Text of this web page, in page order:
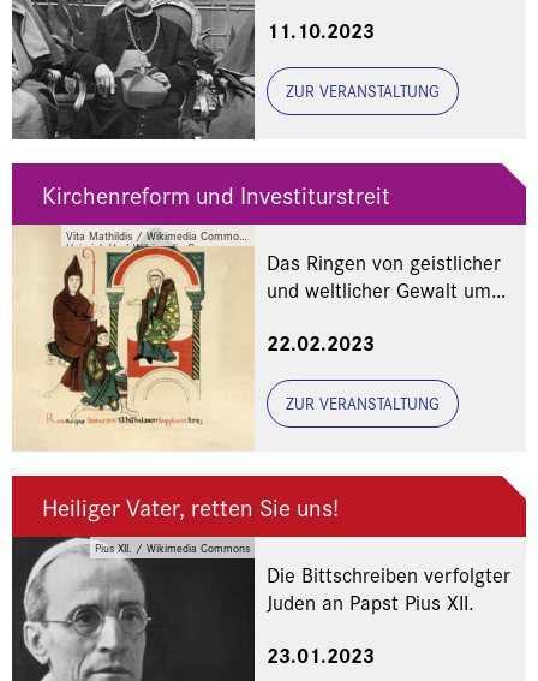
Reich“
11.10.2023
ZUR VERANSTALTUNG
Vita Mathildis / Wikimedia Commons
Heinrich V. / Wikimedia Commons
Kirchenreform und Investiturstreit
Das Ringen von geistlicher
und weltlicher Gewalt um
22.02.2023
ZUR VERANSTALTUNG
Pius XII. / Wikimedia Commons
Heiliger Vater, retten Sie uns!
Die Bittschreiben verfolgter
Juden an Papst Pius XII.
23.01.2023